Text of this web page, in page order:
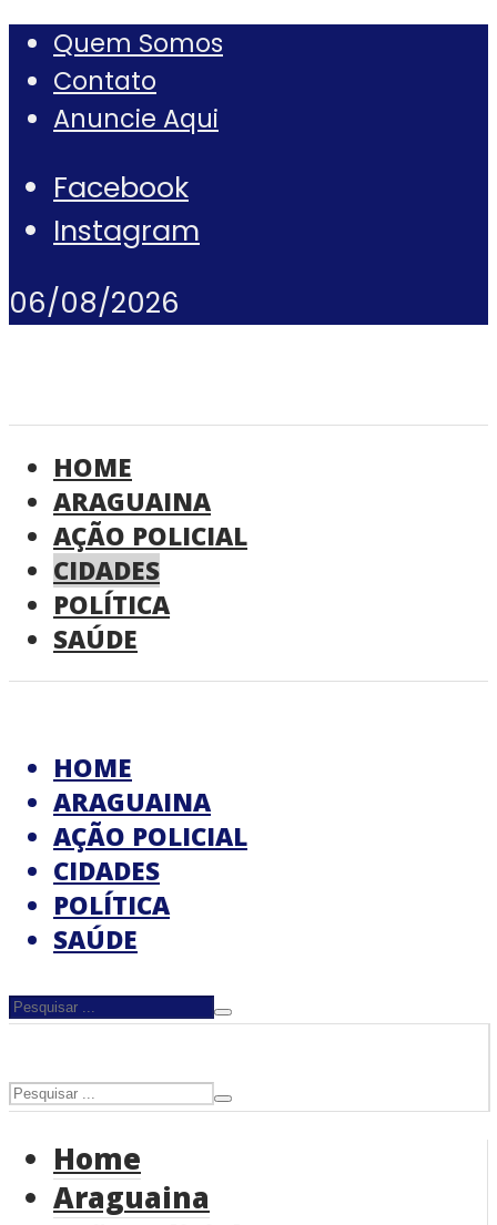
Quem Somos
Contato
Anuncie Aqui
Facebook
Instagram
06/08/2026
HOME
ARAGUAINA
AÇÃO POLICIAL
CIDADES
POLÍTICA
SAÚDE
HOME
ARAGUAINA
AÇÃO POLICIAL
CIDADES
POLÍTICA
SAÚDE
Home
Araguaina